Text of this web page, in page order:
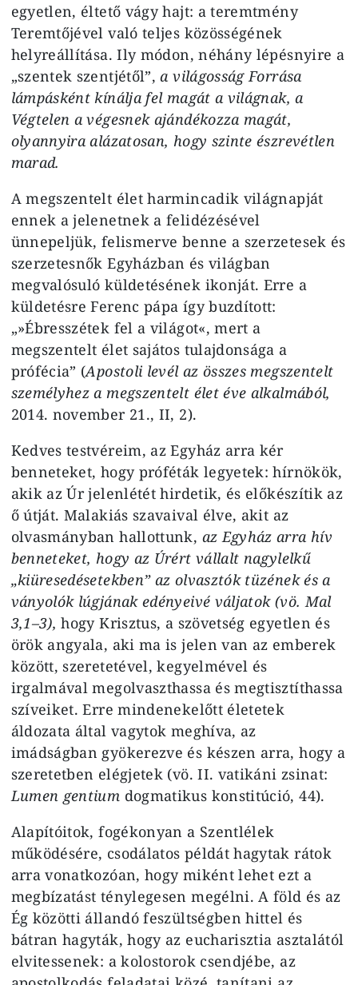
egyetlen, éltető vágy hajt: a teremtmény
Teremtőjével való teljes közösségének
helyreállítása. Ily módon, néhány lépésnyire a
„szentek szentjétől”,a világosság Forrása
lámpásként kínálja fel magát a világnak, a
Végtelen a végesnek ajándékozza magát,
olyannyira alázatosan, hogy szinte észrevétlen
marad.
A megszentelt élet harmincadik világnapját
ennek a jelenetnek a felidézésével
ünnepeljük, felismerve benne a szerzetesek és
szerzetesnők Egyházban és világban
megvalósuló küldetésének ikonját. Erre a
küldetésre Ferenc pápa így buzdított:
„»Ébresszétek fel a világot«, mert a
megszentelt élet sajátos tulajdonsága a
prófécia” (Apostoli levél az összes megszentelt
személyhez a megszentelt élet éve alkalmából,
2014. november 21., II, 2).
Kedves testvéreim, az Egyház arra kér
benneteket, hogy próféták legyetek: hírnökök,
akik az Úr jelenlétét hirdetik, és előkészítik az
ő útját. Malakiás szavaival élve, akit az
olvasmányban hallottunk, az Egyház arra hív
benneteket, hogy az Úrért vállalt nagylelkű
„kiüresedésetekben” az olvasztók tüzének és a
ványolók lúgjának edényeivé váljatok (vö. Mal
3,1–3),hogy Krisztus, a szövetség egyetlen és
örök angyala, aki ma is jelen van az emberek
között, szeretetével, kegyelmével és
irgalmával megolvaszthassa és megtisztíthassa
szíveiket. Erre mindenekelőtt életetek
áldozata által vagytok meghíva, az
imádságban gyökerezve és készen arra, hogy a
szeretetben elégjetek (vö. II. vatikáni zsinat:
Lumen gentium dogmatikus konstitúció, 44).
Alapítóitok, fogékonyan a Szentlélek
működésére, csodálatos példát hagytak rátok
arra vonatkozóan, hogy miként lehet ezt a
megbízatást ténylegesen megélni. A föld és az
Ég közötti állandó feszültségben hittel és
bátran hagyták, hogy az eucharisztia asztalától
elvitessenek: a kolostorok csendjébe, az